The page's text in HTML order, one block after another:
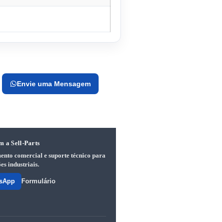
Envie uma Mensagem
a Sell-Parts
comercial e suporte técnico para
industriais.
Formulário